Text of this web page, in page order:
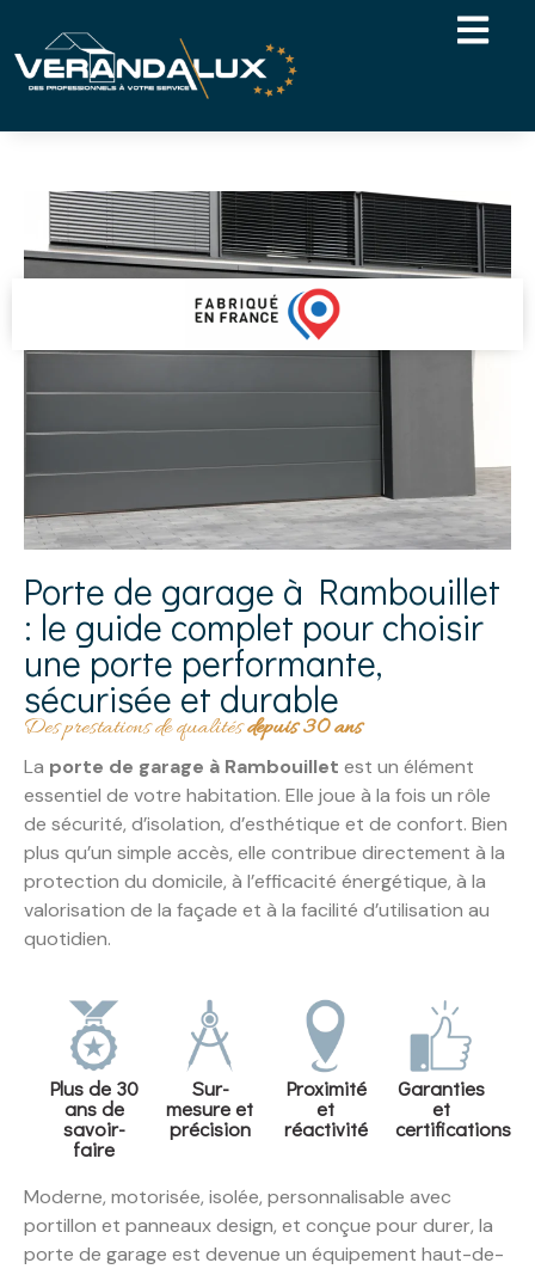
Porte de garage à Rambouillet
: le guide complet pour choisir
une porte performante,
sécurisée et durable
Des prestations de qualitésdepuis 30 ans
La porte de garage à Rambouillet est un élément
essentiel de votre habitation. Elle joue à la fois un rôle
de sécurité, d’isolation, d’esthétique et de confort. Bien
plus qu’un simple accès, elle contribue directement à la
protection du domicile, à l’efficacité énergétique, à la
valorisation de la façade et à la facilité d’utilisation au
quotidien.
Plus de 30
ans de
savoir-
faire
Sur-
mesure et
précision
Proximité
et
réactivité
Garanties
et
certifications
Moderne, motorisée, isolée, personnalisable avec
portillon et panneaux design, et conçue pour durer, la
porte de garage est devenue un équipement haut-de-